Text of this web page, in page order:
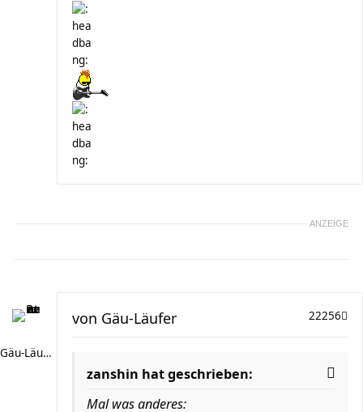
ANZEIGE
Gäu-Läufer
22256
von Gäu-Läufer
zanshin hat geschrieben:
Mal was anderes: